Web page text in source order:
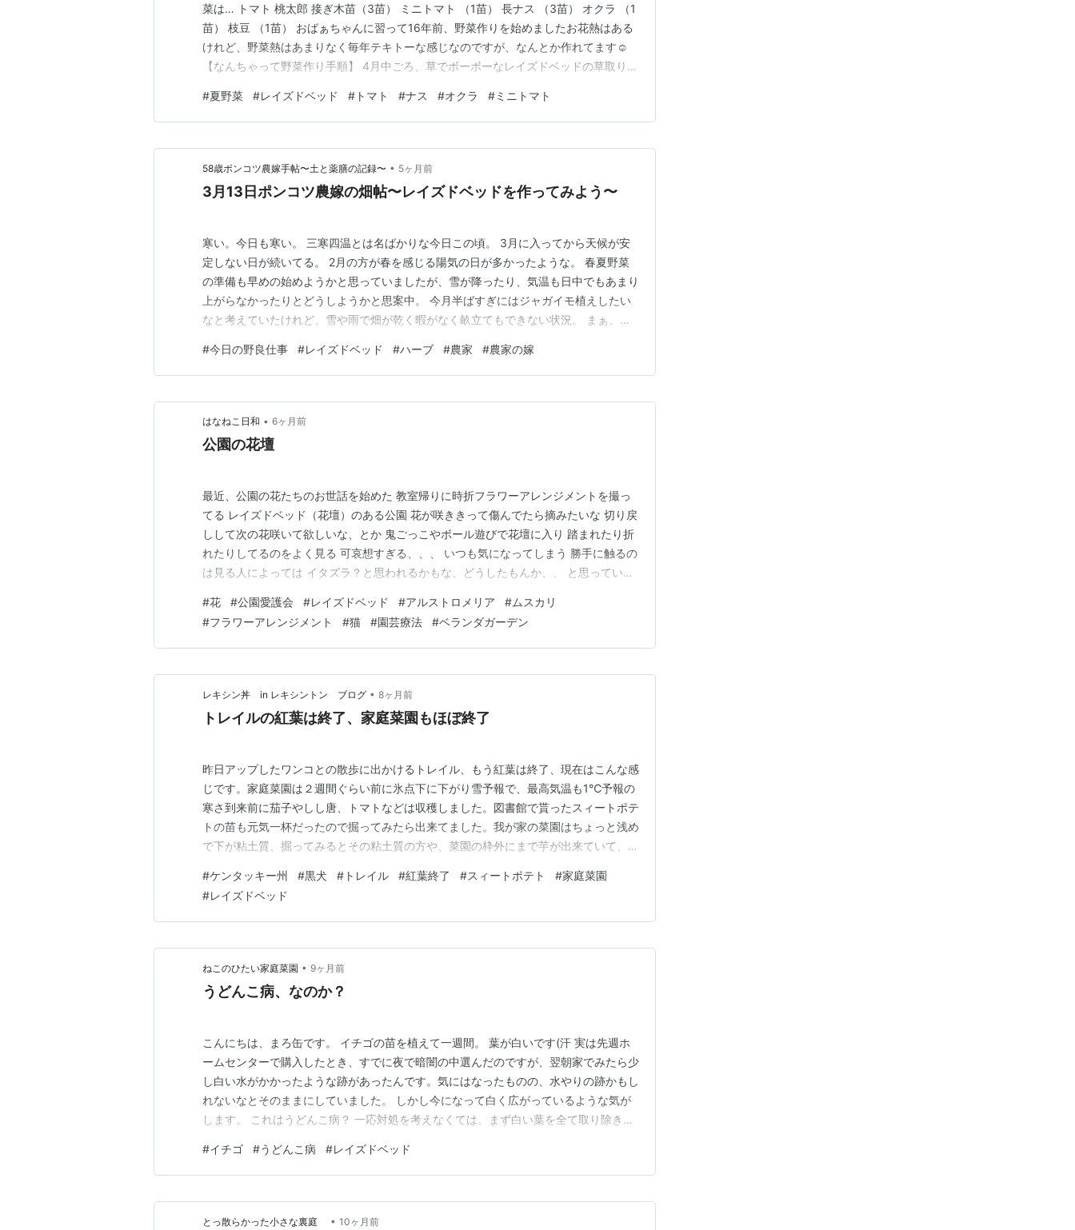
菜は… トマト 桃太郎 接ぎ木苗（3苗） ミニトマト （1苗） 長ナス （3苗） オクラ （1
苗） 枝豆 （1苗） おばぁちゃんに習って16年前、野菜作りを始めましたお花熱はある
けれど、野菜熱はあまりなく毎年テキトーな感じなのですが、なんとか作れてます☺️
【なんちゃって野菜作り手順】 4月中ごろ、草でボーボーなレイズドベッドの草取り
ルより大きくなったら、ビニールをはずす 野菜の肥料 枕木の小道計画や、バラのこと
ばかり考えていて夏野…
#夏野菜 #レイズドベッド # トマト #ナス #オクラ #ミニトマト
58歳ポンコツ農嫁手帖〜土と薬膳の記録〜 • 5ヶ月前
3月13日ポンコツ農嫁の畑帖〜レイズドベッドを作ってみよう〜
寒い。今日も寒い。 三寒四温とは名ばかりな今日この頃。 3月に入ってから天候が安
定しない日が続いてる。 2月の方が春を感じる陽気の日が多かったような。 春夏野菜
の準備も早めの始めようかと思っていましたが、雪が降ったり、気温も日中でもあまり
上がらなかったりとどうしようかと思案中。 今月半ばすぎにはジャガイモ植えしたい
なと考えていたけれど、雪や雨で畑が乾く暇がなく畝立てもできない状況。 まぁ、お
画していたあぜ板でレイズドベッド作りを進めることに。 購入したのは
1200mm×30mmのあぜ板を20枚。 ガスバーナーで炙る…
#今日の野良仕事 #レイズドベッド #ハーブ #農家 #農家の嫁
はなねこ日和 • 6ヶ月前
公園の花壇
最近、公園の花たちのお世話を始めた 教室帰りに時折フラワーアレンジメントを撮っ
てる レイズドベッド（花壇）のある公園 花が咲ききって傷んでたら摘みたいな 切り戻
しして次の花咲いて欲しいな、とか 鬼ごっこやボール遊びで花壇に入り 踏まれたり折
れたりしてるのをよく見る 可哀想すぎる、、、 いつも気になってしまう 勝手に触るの
は見る人によっては イタズラ？と思われるかもな、どうしたもんか、、 と思っていた
ったユニホームを着ければ堂々とお世話デキル！ (*^O^*) 花壇は華やかで季節感も抜
群な一年草から 費用も手入れも…
#花 #公園愛護会 #レイズドベッド #アルストロメリア #ムスカリ
#フラワーアレンジメント #猫 #園芸療法 #ベランダガーデン
レキシン丼 in レキシントン ブログ • 8ヶ月前
トレイルの紅葉は終了、家庭菜園もほぼ終了
昨日アップしたワンコとの散歩に出かけるトレイル、もう紅葉は終了、現在はこんな感
じです。家庭菜園は２週間ぐらい前に氷点下に下がり雪予報で、最高気温も1℃予報の
寒さ到来前に茄子やしし唐、トマトなどは収穫しました。図書館で貰ったスィートポテ
トの苗も元気一杯だったので掘ってみたら出来てました。我が家の菜園はちょっと浅め
で下が粘土質、掘ってみるとその粘土質の方や、菜園の枠外にまで芋が出来ていて、こ
小葱などだけが残っています。
#ケンタッキー州 #黒犬 # トレイル #紅葉終了 #スィートポテト #家庭菜園
#レイズドベッド
ねこのひたい家庭菜園 • 9ヶ月前
うどんこ病、なのか？
こんにちは、まろ缶です。 イチゴの苗を植えて一週間。 葉が白いです(汗 実は先週ホ
ームセンターで購入したとき、すでに夜で暗闇の中選んだのですが、翌朝家でみたら少
し白い水がかかったような跡があったんです。気にはなったものの、水やりの跡かもし
れないなとそのままにしていました。 しかし今になって白く広がっているような気が
します。 これはうどんこ病？ 一応対処を考えなくては。まず白い葉を全て取り除きま
う。それなら両方家にあります！早速重曹スプレーをつくり、お酢もいれました。 重
曹お酢スプレーだ！葉っぱにかけて一安心。。。 ん？…
#イチゴ #うどんこ病 #レイズドベッド
とっ散らかった小さな裏庭 • 10ヶ月前